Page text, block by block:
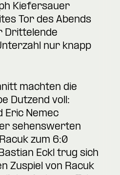
Kiefersauer
Tor des Abends
Drittelende
nur knapp
machten die
Dutzend voll:
Eric Nemec
sehenswerten
zum 6:0
Eckl trug sich
Zuspiel von Racuk